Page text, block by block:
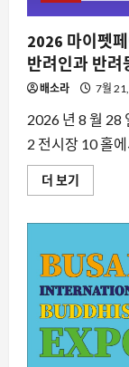
즌
강
남
에
서
만
나
는
작
의
방
에
해
어
보
기
2026 마이펫
반려인과 반려
배소라 7월
2026 년 8 월 28
2 전시장 10 홀
더 보기
마
일
산
Part
2,
8
월
말
킨
텍